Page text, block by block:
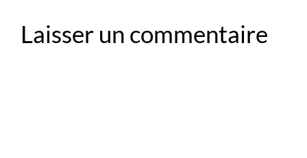
Laisser un commentaire